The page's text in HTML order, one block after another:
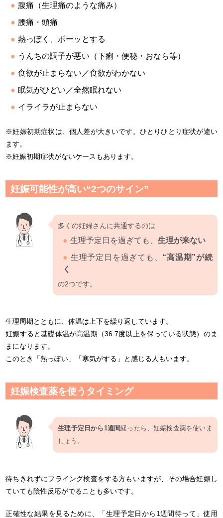
腹痛（生理痛のような痛み）
腰痛・頭痛
熱っぽく、ボーッとする
うんちの調子が悪い（下痢・便秘・おなら等）
食欲が止まらない／食欲がわかない
眠気がひどい／全然眠れない
イライラが止まらない
※妊娠初期症状は、個人差が大きいです。ひとりひとり症状が違い
ます。
※妊娠初期症状がないケースもあります。
妊娠可能性が高い“2つのサイン”
多くの妊婦さんに共通するのは
生理予定日を過ぎても、生理が来ない
生理予定日を過ぎても、 “高温期”が続
く
の2つです。
生理周期とともに、体温は上下を繰り返しています。
妊娠すると基礎体温が高温期（36.7度以上を保っている状態）のま
まになります。
このとき「熱っぽい」「寒気がする」と感じる人もいます。
妊娠検査薬を使うタイミング
生理予定日から1週間経ったら、妊娠検査薬を使いま
しょう。
待ちきれずにフライング検査をする方もいますが、その場合妊娠し
ていても陰性反応がでることも多いです。
正確性な結果を見るために、「生理予定日から1週間待って」使用